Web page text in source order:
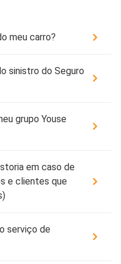
meu carro?
sinistro do Seguro
grupo Youse
em caso de
e clientes que
serviço de